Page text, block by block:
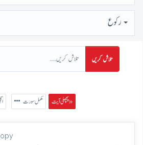
رُكوع
تلاش کریں
پچھلی آیت » مکمل سورت «